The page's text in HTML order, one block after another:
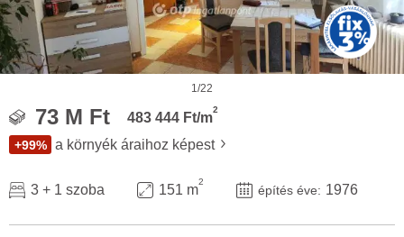
1/22
73 M Ft 483 444 Ft/m
2
+99% a környék áraihoz képest
3 + 1 szoba 151 m
2
építés éve: 1976